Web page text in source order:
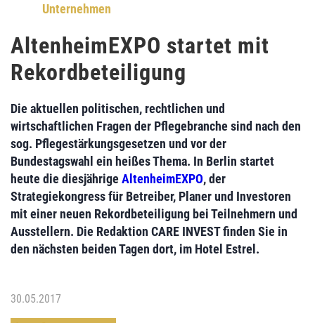
Unternehmen
AltenheimEXPO startet mit
Rekordbeteiligung
Die aktuellen politischen, rechtlichen und
wirtschaftlichen Fragen der Pflegebranche sind nach den
sog. Pflegestärkungsgesetzen und vor der
Bundestagswahl ein heißes Thema. In Berlin startet
heute die diesjährige AltenheimEXPO, der
Strategiekongress für Betreiber, Planer und Investoren
mit einer neuen Rekordbeteiligung bei Teilnehmern und
Ausstellern. Die Redaktion CARE INVEST finden Sie in
den nächsten beiden Tagen dort, im Hotel Estrel.
30.05.2017